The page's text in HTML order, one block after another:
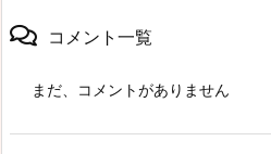
コメント一覧
まだ、コメントがありません